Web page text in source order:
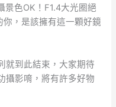
色OK！F1.4大光圈絕
，是該擁有這一顆好鏡
就到此結束，大家期待
攝影唷，將有許多好物